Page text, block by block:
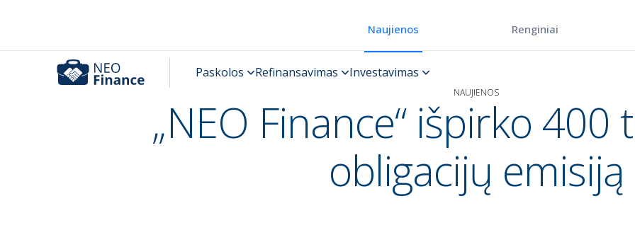
Naujienos Renginiai
NAUJIENOS
„NEO Finance“ išpirko 400
obligacijų emisiją